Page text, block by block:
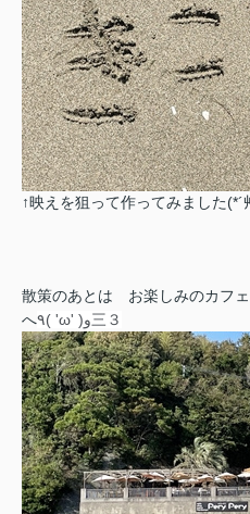
↑映えを狙って作ってみました(*´
散策のあとは お楽しみのカフェ
へ ٩( 'ω' )و三３